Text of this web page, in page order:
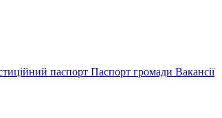
паспорт Паспорт громади Вакансії